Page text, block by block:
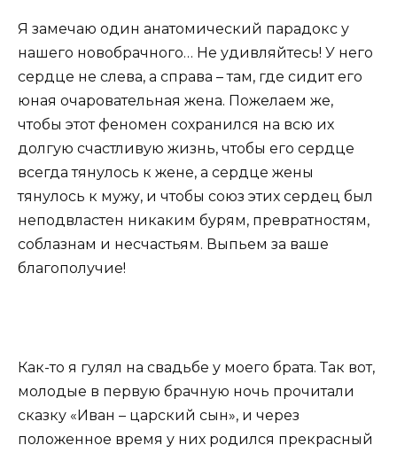
Я замечаю один анатомический парадокс у
нашего новобрачного… Не удивляйтесь! У него
сердце не слева, а справа – там, где сидит его
юная очаровательная жена. Пожелаем же,
чтобы этот феномен сохранился на всю их
долгую счастливую жизнь, чтобы его сердце
всегда тянулось к жене, а сердце жены
тянулось к мужу, и чтобы союз этих сердец был
неподвластен никаким бурям, превратностям,
соблазнам и несчастьям. Выпьем за ваше
благополучие!
Как-то я гулял на свадьбе у моего брата. Так вот,
молодые в первую брачную ночь прочитали
сказку «Иван – царский сын», и через
положенное время у них родился прекрасный